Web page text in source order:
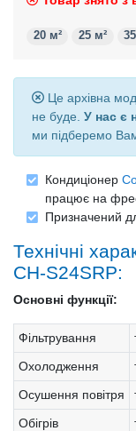
20 м² 25 м²
Це архівна
не буде. У нас є
ми підберемо
Кондиціонер
працює на
Призначений
Технічні
CH-S24SRP:
Основні функції:
Фільтрування
Охолодження
Осушення повітря
Обігрів